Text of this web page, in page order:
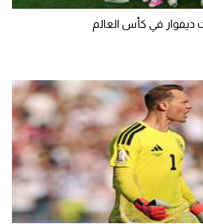
ديفوار في كأس العالم